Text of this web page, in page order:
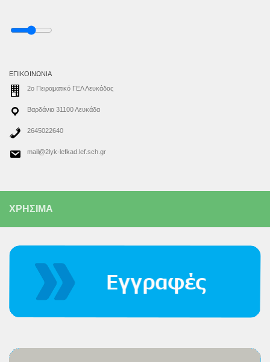
ΕΠΙΚΟΙΝΩΝΊΑ
2ο Πειραματικό ΓΕΛ Λευκάδας
Βαρδάνια 31100 Λευκάδα
2645022640
mail@2lyk-lefkad.lef.sch.gr
ΧΡΗΣΙΜΑ